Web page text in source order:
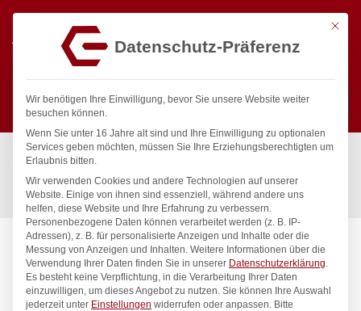
Suchen
Start / Gastronomiebedarf & Gastro Geräte für Profis
Präsentation
Tischgeschirr
Drahtkorb Deco, oval, HENDI, 255x160x(H)80mm
Mit
Datenschutz-Präferenz
Wir benötigen Ihre Einwilligung, bevor Sie unsere Website weiter
besuchen können.
Wenn Sie unter 16 Jahre alt sind und Ihre Einwilligung zu optionalen
Services geben möchten, müssen Sie Ihre Erziehungsberechtigten um
Erlaubnis bitten.
Wir verwenden Cookies und andere Technologien auf unserer
Website. Einige von ihnen sind essenziell, während andere uns
helfen, diese Website und Ihre Erfahrung zu verbessern.
Personenbezogene Daten können verarbeitet werden (z. B. IP-
Adressen), z. B. für personalisierte Anzeigen und Inhalte oder die
Messung von Anzeigen und Inhalten. Weitere Informationen über die
Verwendung Ihrer Daten finden Sie in unserer Datenschutzerklärung.
Es besteht keine Verpflichtung, in die Verarbeitung Ihrer Daten
einzuwilligen, um dieses Angebot zu nutzen. Sie können Ihre Auswahl
jederzeit unter Einstellungen widerrufen oder anpassen. Bitte